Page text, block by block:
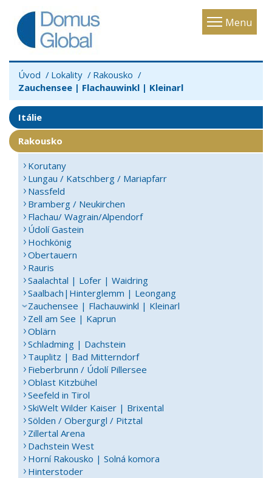
Menu
Toggle
Úvod Lokality
Rakousko
Zauchensee | Flachauwinkl | Kleinarl
Itálie
Rakousko
Korutany
Lungau / Katschberg / Mariapfarr
Nassfeld
Bramberg / Neukirchen
Flachau/ Wagrain/Alpendorf
Údolí Gastein
Hochkönig
Obertauern
Rauris
Saalachtal | Lofer | Waidring
Saalbach|Hinterglemm | Leongang
Zauchensee | Flachauwinkl | Kleinarl
Zell am See | Kaprun
Oblärn
Schladming | Dachstein
Tauplitz | Bad Mitterndorf
Fieberbrunn / Údolí Pillersee
Oblast Kitzbühel
Seefeld in Tirol
SkiWelt Wilder Kaiser | Brixental
Sölden / Obergurgl / Pitztal
Zillertal Arena
Dachstein West
Horní Rakousko | Solná komora
Hinterstoder